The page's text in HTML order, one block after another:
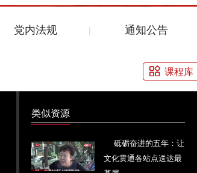
党内法规 通知公告
课程库
类似资源
砥砺奋进的五年：让
文化贯通各站点送达最